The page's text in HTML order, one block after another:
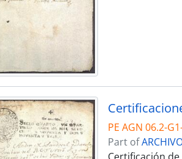
PE AGN 06.2-
Part of